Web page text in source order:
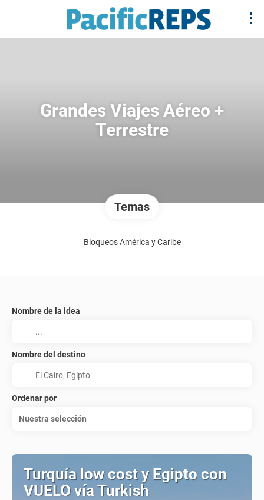
Grandes Viajes Aéreo +
Terrestre
Temas
Bloqueos América y Caribe
Nombre de la idea
Nombre del destino
Ordenar por
Nuestra selección
Turquía low cost y Egipto con
VUELO vía Turkish